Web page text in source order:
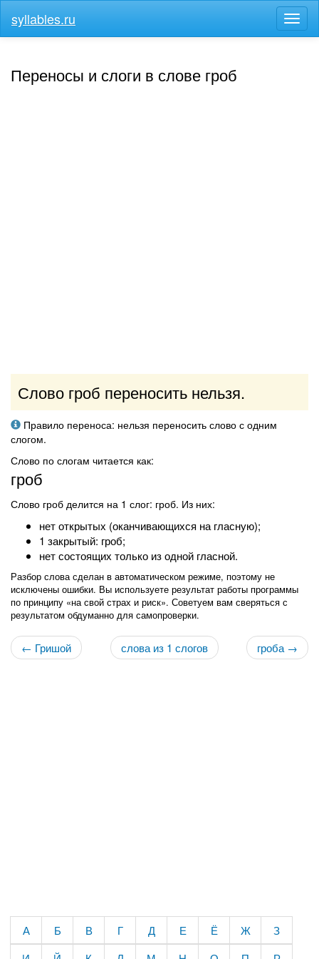
меню
syllables.ru
Переносы и слоги в слове гроб
Слово гроб переносить нельзя.
Правило переноса: нельзя переносить слово с одним
слогом.
Слово по слогам читается как:
гроб
Слово гроб делится на 1 слог: гроб. Из них:
нет открытых (оканчивающихся на гласную);
1 закрытый: гроб;
нет состоящих только из одной гласной.
Разбор слова сделан в автоматическом режиме, поэтому не
исключены ошибки. Вы используете результат работы программы
по принципу «на свой страх и риск». Советуем вам сверяться с
результатом обдуманно для самопроверки.
← Гришой гроба →
слова из 1 слогов
А Б В Г Д Е Ё Ж
З